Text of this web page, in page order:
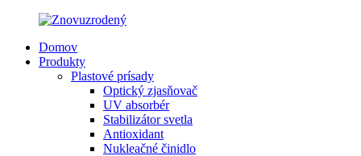
Domov
Produkty
Plastové prísady
Optický zjasňovač
UV absorbér
Stabilizátor svetla
Antioxidant
Nukleačné činidlo